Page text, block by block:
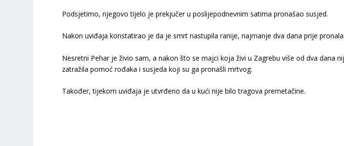
Podsjetimo, njegovo tijelo je prekjučer u poslijepodnevnim satima pronašao susjed.
Nakon uviđaja konstatirao je da je smrt nastupila ranije, najmanje dva dana prije
Nesretni Pehar je živio sam, a nakon što se majci koja živi u Zagrebu više od dva dana
zatražila pomoć rođaka i susjeda koji su ga pronašli mrtvog.
Također, tijekom uviđaja je utvrđeno da u kući nije bilo tragova premetačine.